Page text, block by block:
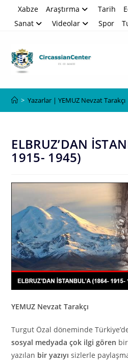
Xabze Araştırma Tarih
Sanat
Videolar Spor
> Yazarlar | YEMUZ Nevzat Tarakçı
ELBRUZ’DAN
1915- 1945)
YEMUZ Nevzat Tarakçı
Turgut Özal döneminde
sosyal medyada çok ilgi gören
yazılan bir yazıyı sizlerle